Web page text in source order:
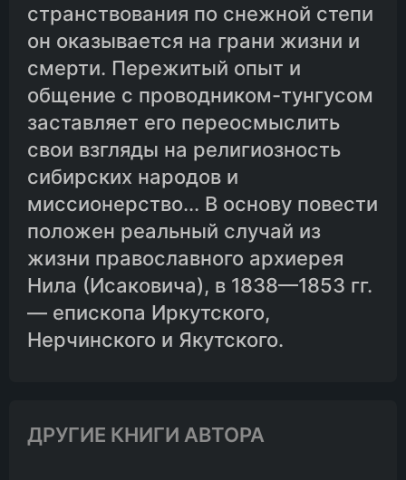
11.Глава одиннадцатая
12.Глава двенадцатая
13.Глава тринадцатая
странствования по снежной степи
он оказывается на грани жизни и
смерти. Пережитый опыт и
общение с проводником-тунгусом
заставляет его переосмыслить
свои взгляды на религиозность
сибирских народов и
миссионерство... В основу повести
положен реальный случай из
жизни православного архиерея
Нила (Исаковича), в 1838—1853 гг.
— епископа Иркутского,
Нерчинского и Якутского.
ДРУГИЕ КНИГИ АВТОРА